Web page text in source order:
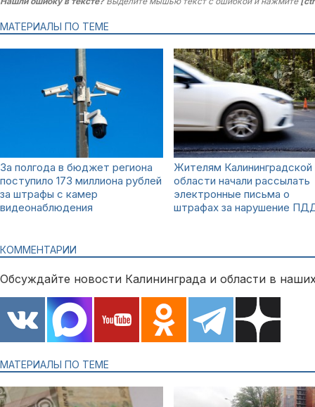
МАТЕРИАЛЫ ПО ТЕМЕ
За полгода в бюджет региона
поступило 173 миллиона рублей
за штрафы с камер
видеонаблюдения
Жителям Калининградской
области начали рассылать
электронные письма о
штрафах за нарушение
КОММЕНТАРИИ
Обсуждайте новости Калининграда и области в
МАТЕРИАЛЫ ПО ТЕМЕ